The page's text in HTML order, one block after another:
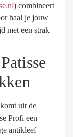
) combineert
haal je jouw
met een strak
uit de
Profi een
antikleef